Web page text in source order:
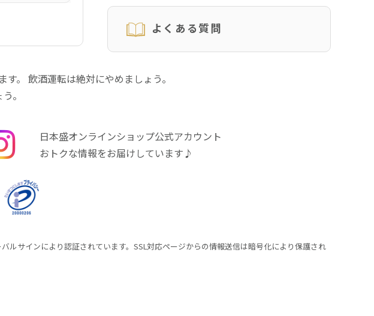
よくある質問
。 飲酒運転は絶対にやめましょう。
。
日本盛オンラインショップ公式アカウント
おトクな情報をお届けしています♪
ルサインにより認証されています。SSL対応ページからの情報送信は暗号化により保護され